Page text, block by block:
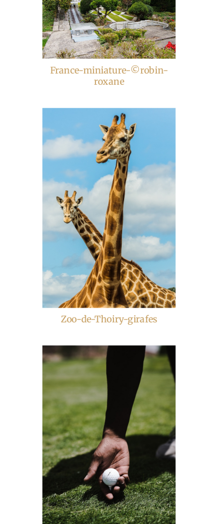
France-miniature-©robin-
roxane
Zoo-de-Thoiry-girafes